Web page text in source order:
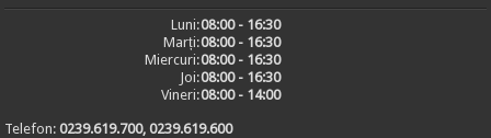
Luni:08:00 - 16:30
Marți:08:00 - 16:30
Miercuri:08:00 - 16:30
Joi:08:00 - 16:30
Vineri:08:00 - 14:00
Telefon:0239.619.700, 0239.619.600